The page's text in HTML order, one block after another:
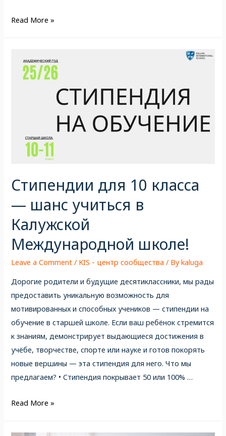
Read More »
Стипендии для 10 класса
— шанс учиться в
Калужской
Международной школе!
Leave a Comment / KIS - центр сообщества / Bykaluga
Дорогие родители и будущие десятиклассники, мы рады
предоставить уникальную возможность для
мотивированных и способных учеников — стипендии на
обучение в старшей школе. Если ваш ребёнок стремится
к знаниям, демонстрирует выдающиеся достижения в
учёбе, творчестве, спорте или науке и готов покорять
новые вершины — эта стипендия для него. Что мы
предлагаем? • Стипендия покрывает 50 или 100% …
Read More »